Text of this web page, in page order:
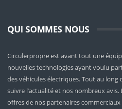
QUI SOMMES NOUS
Circulerpropre est avant tout une
nouvelles technologies ayant voulu
des véhicules électriques. Tout au
suivre l’actualité et nos nombreux
offres de nos partenaires